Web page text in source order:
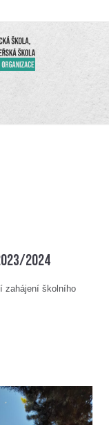
2024
zahájení školního